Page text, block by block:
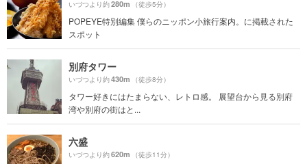
いづつより約280m （徒歩5分）
POPEYE特別編集 僕らのニッポン小旅行案内。に掲載された
スポット
別府タワー
いづつより約430m （徒歩8分）
タワー好きにはたまらない、レトロ感。 展望台から見る別府
湾や別府の街はと...
六盛
いづつより約620m （徒歩11分）